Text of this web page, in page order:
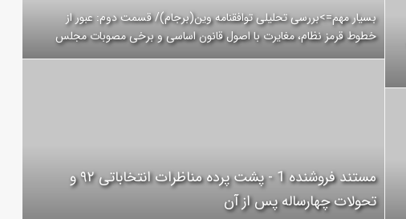
بسیار مهم=>بررسی تحلیلی توافقنامه وین(برجام)/ قسمت دوم: عبور از
خطوط قرمز نظام، مغایرت با اصول قانون اساسی و برخی مصوبات مجلس
مستند فروشنده 1 - پشت پرده مناظرات انتخاباتی ۹۲ و
تحولات چهارساله پس از آن